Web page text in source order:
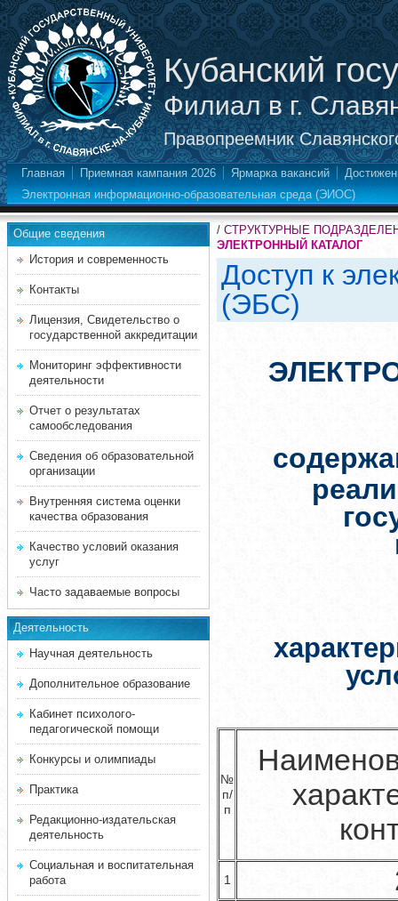
Кубанский
Филиал в г.
Правопреемник
Главная Приемная кампания 2026 Ярмарка вакансий
Электронная информационно-образовательная среда (ЭИОС)
Общие сведения
История и современность
Контакты
Лицензия, Свидетельство о
государственной аккредитации
Мониторинг эффективности
деятельности
Отчет о результатах
самообследования
Сведения об образовательной
организации
Внутренняя система оценки
качества образования
Качество условий оказания
услуг
Часто задаваемые вопросы
Деятельность
Научная деятельность
Дополнительное образование
Кабинет психолого-
педагогической помощи
Конкурсы и олимпиады
Практика
Редакционно-издательская
деятельность
Социальная и воспитательная
работа
/ СТРУКТУРНЫЕ
ЭЛЕКТРОННЫЙ КАТАЛОГ
Доступ к
(ЭБС)
№
п/
п
1